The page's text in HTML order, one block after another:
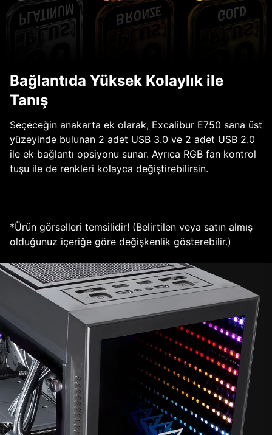
Bağlantıda Yüksek Kolaylık ile
Tanış
Seçeceğin anakarta ek olarak, Excalibur E750 sana üst
yüzeyinde bulunan 2 adet USB 3.0 ve 2 adet USB 2.0
ile ek bağlantı opsiyonu sunar. Ayrıca RGB fan kontrol
tuşu ile de renkleri kolayca değiştirebilirsin.
*Ürün görselleri temsilidir! (Belirtilen veya satın almış
olduğunuz içeriğe göre değişkenlik gösterebilir.)